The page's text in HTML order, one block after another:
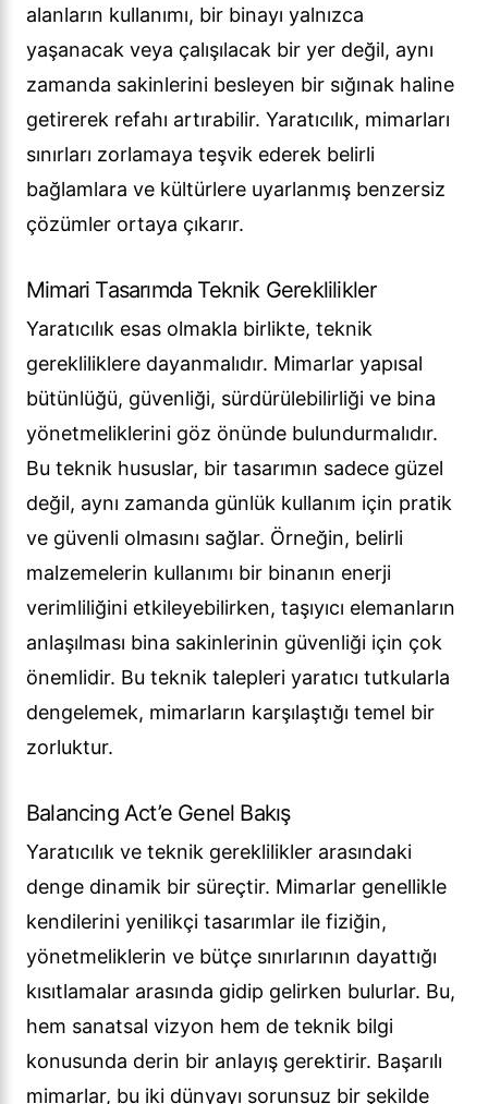
alanların kullanımı, bir binayı yalnızca
yaşanacak veya çalışılacak bir yer değil, aynı
zamanda sakinlerini besleyen bir sığınak haline
getirerek refahı artırabilir. Yaratıcılık, mimarları
sınırları zorlamaya teşvik ederek belirli
bağlamlara ve kültürlere uyarlanmış benzersiz
çözümler ortaya çıkarır.
Mimari Tasarımda Teknik Gereklilikler
Yaratıcılık esas olmakla birlikte, teknik
gerekliliklere dayanmalıdır. Mimarlar yapısal
bütünlüğü, güvenliği, sürdürülebilirliği ve bina
yönetmeliklerini göz önünde bulundurmalıdır.
Bu teknik hususlar, bir tasarımın sadece güzel
değil, aynı zamanda günlük kullanım için pratik
ve güvenli olmasını sağlar. Örneğin, belirli
malzemelerin kullanımı bir binanın enerji
verimliliğini etkileyebilirken, taşıyıcı elemanların
anlaşılması bina sakinlerinin güvenliği için çok
önemlidir. Bu teknik talepleri yaratıcı tutkularla
dengelemek, mimarların karşılaştığı temel bir
zorluktur.
Balancing Act’e Genel Bakış
Yaratıcılık ve teknik gereklilikler arasındaki
denge dinamik bir süreçtir. Mimarlar genellikle
kendilerini yenilikçi tasarımlar ile fiziğin,
yönetmeliklerin ve bütçe sınırlarının dayattığı
kısıtlamalar arasında gidip gelirken bulurlar. Bu,
hem sanatsal vizyon hem de teknik bilgi
konusunda derin bir anlayış gerektirir. Başarılı
mimarlar, bu iki dünyayı sorunsuz bir şekilde